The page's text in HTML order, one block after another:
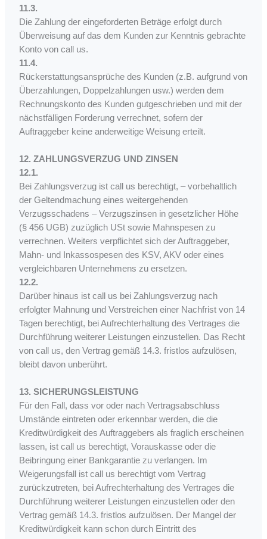
11.3.
Die Zahlung der eingeforderten Beträge erfolgt durch
Überweisung auf das dem Kunden zur Kenntnis gebrachte
Konto von call us.
11.4.
Rückerstattungsansprüche des Kunden (z.B. aufgrund von
Überzahlungen, Doppelzahlungen usw.) werden dem
Rechnungskonto des Kunden gutgeschrieben und mit der
nächstfälligen Forderung verrechnet, sofern der
Auftraggeber keine anderweitige Weisung erteilt.
12. ZAHLUNGSVERZUG UND ZINSEN
12.1.
Bei Zahlungsverzug ist call us berechtigt, – vorbehaltlich
der Geltendmachung eines weitergehenden
Verzugsschadens – Verzugszinsen in gesetzlicher Höhe
(§ 456 UGB) zuzüglich USt sowie Mahnspesen zu
verrechnen. Weiters verpflichtet sich der Auftraggeber,
Mahn- und Inkassospesen des KSV, AKV oder eines
vergleichbaren Unternehmens zu ersetzen.
12.2.
Darüber hinaus ist call us bei Zahlungsverzug nach
erfolgter Mahnung und Verstreichen einer Nachfrist von 14
Tagen berechtigt, bei Aufrechterhaltung des Vertrages die
Durchführung weiterer Leistungen einzustellen. Das Recht
von call us, den Vertrag gemäß 14.3. fristlos aufzulösen,
bleibt davon unberührt.
13. SICHERUNGSLEISTUNG
Für den Fall, dass vor oder nach Vertragsabschluss
Umstände eintreten oder erkennbar werden, die die
Kreditwürdigkeit des Auftraggebers als fraglich erscheinen
lassen, ist call us berechtigt, Vorauskasse oder die
Beibringung einer Bankgarantie zu verlangen. Im
Weigerungsfall ist call us berechtigt vom Vertrag
zurückzutreten, bei Aufrechterhaltung des Vertrages die
Durchführung weiterer Leistungen einzustellen oder den
Vertrag gemäß 14.3. fristlos aufzulösen. Der Mangel der
Kreditwürdigkeit kann schon durch Eintritt des